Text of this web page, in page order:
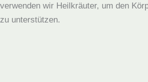
verwenden wir Heilkräuter, um den
zu unterstützen.